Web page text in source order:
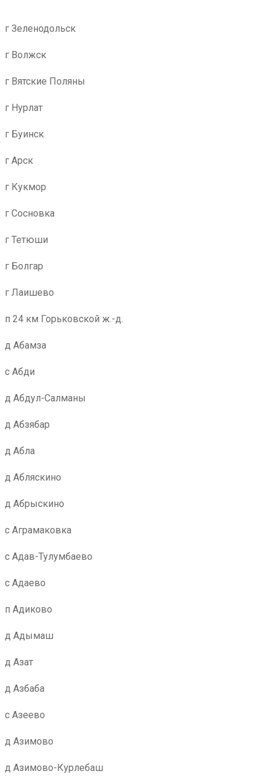
г Зеленодольск
г Волжск
г Вятские Поляны
г Нурлат
г Буинск
г Арск
г Кукмор
г Сосновка
г Тетюши
г Болгар
г Лаишево
п 24 км Горьковской ж.-д.
д Абамза
с Абди
д Абдул-Салманы
д Абзябар
д Абла
д Абляскино
д Абрыскино
с Аграмаковка
с Адав-Тулумбаево
с Адаево
п Адиково
д Адымаш
д Азат
д Азбаба
с Азеево
д Азимово
д Азимово-Курлебаш